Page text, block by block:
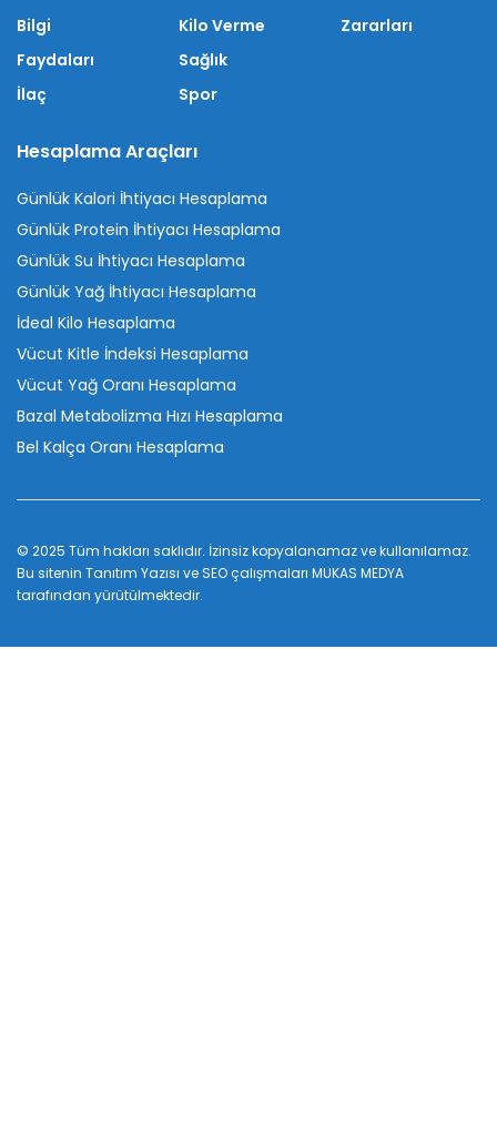
Bilgi
Faydaları
İlaç
Kilo Verme
Sağlık
Spor
Zararları
Hesaplama Araçları
Günlük Kalori İhtiyacı Hesaplama
Günlük Protein İhtiyacı Hesaplama
Günlük Su İhtiyacı Hesaplama
Günlük Yağ İhtiyacı Hesaplama
İdeal Kilo Hesaplama
Vücut Kitle İndeksi Hesaplama
Vücut Yağ Oranı Hesaplama
Bazal Metabolizma Hızı Hesaplama
Bel Kalça Oranı Hesaplama
© 2025 Tüm hakları saklıdır. İzinsiz kopyalanamaz ve kullanılamaz.
Bu sitenin Tanıtım Yazısı ve SEO çalışmaları MUKAS MEDYA
tarafından yürütülmektedir.